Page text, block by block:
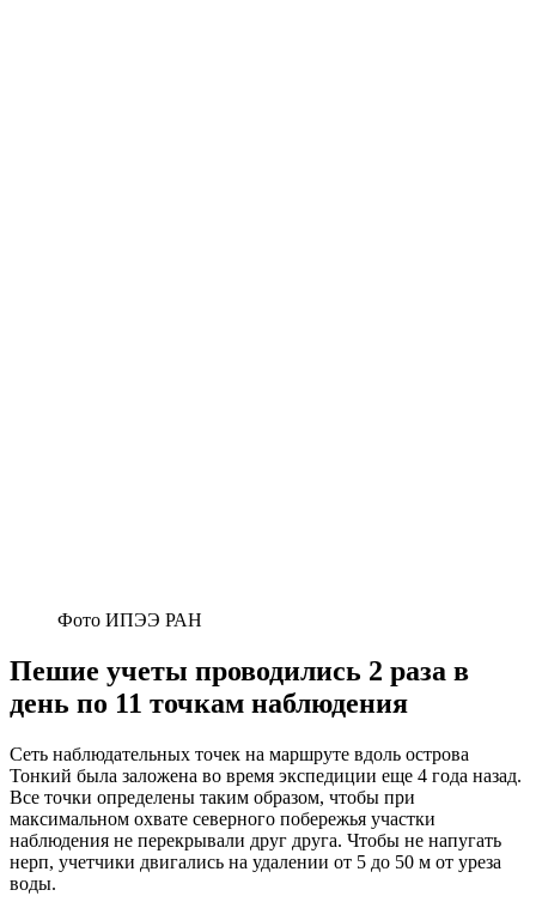
Фото ИПЭЭ РАН
Пешие учеты проводились 2 раза в
день по 11 точкам наблюдения
Сеть наблюдательных точек на маршруте вдоль острова
Тонкий была заложена во время экспедиции еще 4 года назад.
Все точки определены таким образом, чтобы при
максимальном охвате северного побережья участки
наблюдения не перекрывали друг друга. Чтобы не напугать
нерп, учетчики двигались на удалении от 5 до 50 м от уреза
воды.